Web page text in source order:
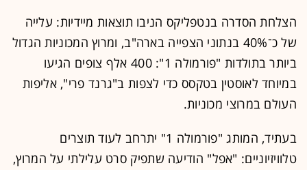
הצלחת הסדרה בנטפליקס הניבו תוצאות מיידיות: עלייה
של כ־40% בנתוני הצפייה בארה"ב, ומרוץ המכוניות הגדול
ביותר בתולדות "פורמולה 1": 400 אלף צופים הגיעו
במיוחד לאוסטין בטקסס כדי לצפות ב"גרנד פרי", אליפות
העולם במרוצי מכוניות.
בעתיד, המותג "פורמולה 1" יתרחב לעוד תוצרים
טלוויזיוניים: "אפל" הודיעה שתפיק סרט עלילתי על המרוץ,